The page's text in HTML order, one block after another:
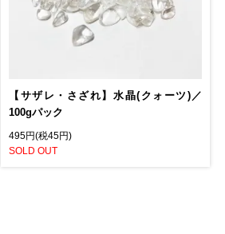
【サザレ・さざれ】水晶(クォーツ)／
100gパック
495円(税45円)
SOLD OUT